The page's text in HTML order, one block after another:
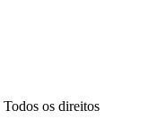
Todos os direitos